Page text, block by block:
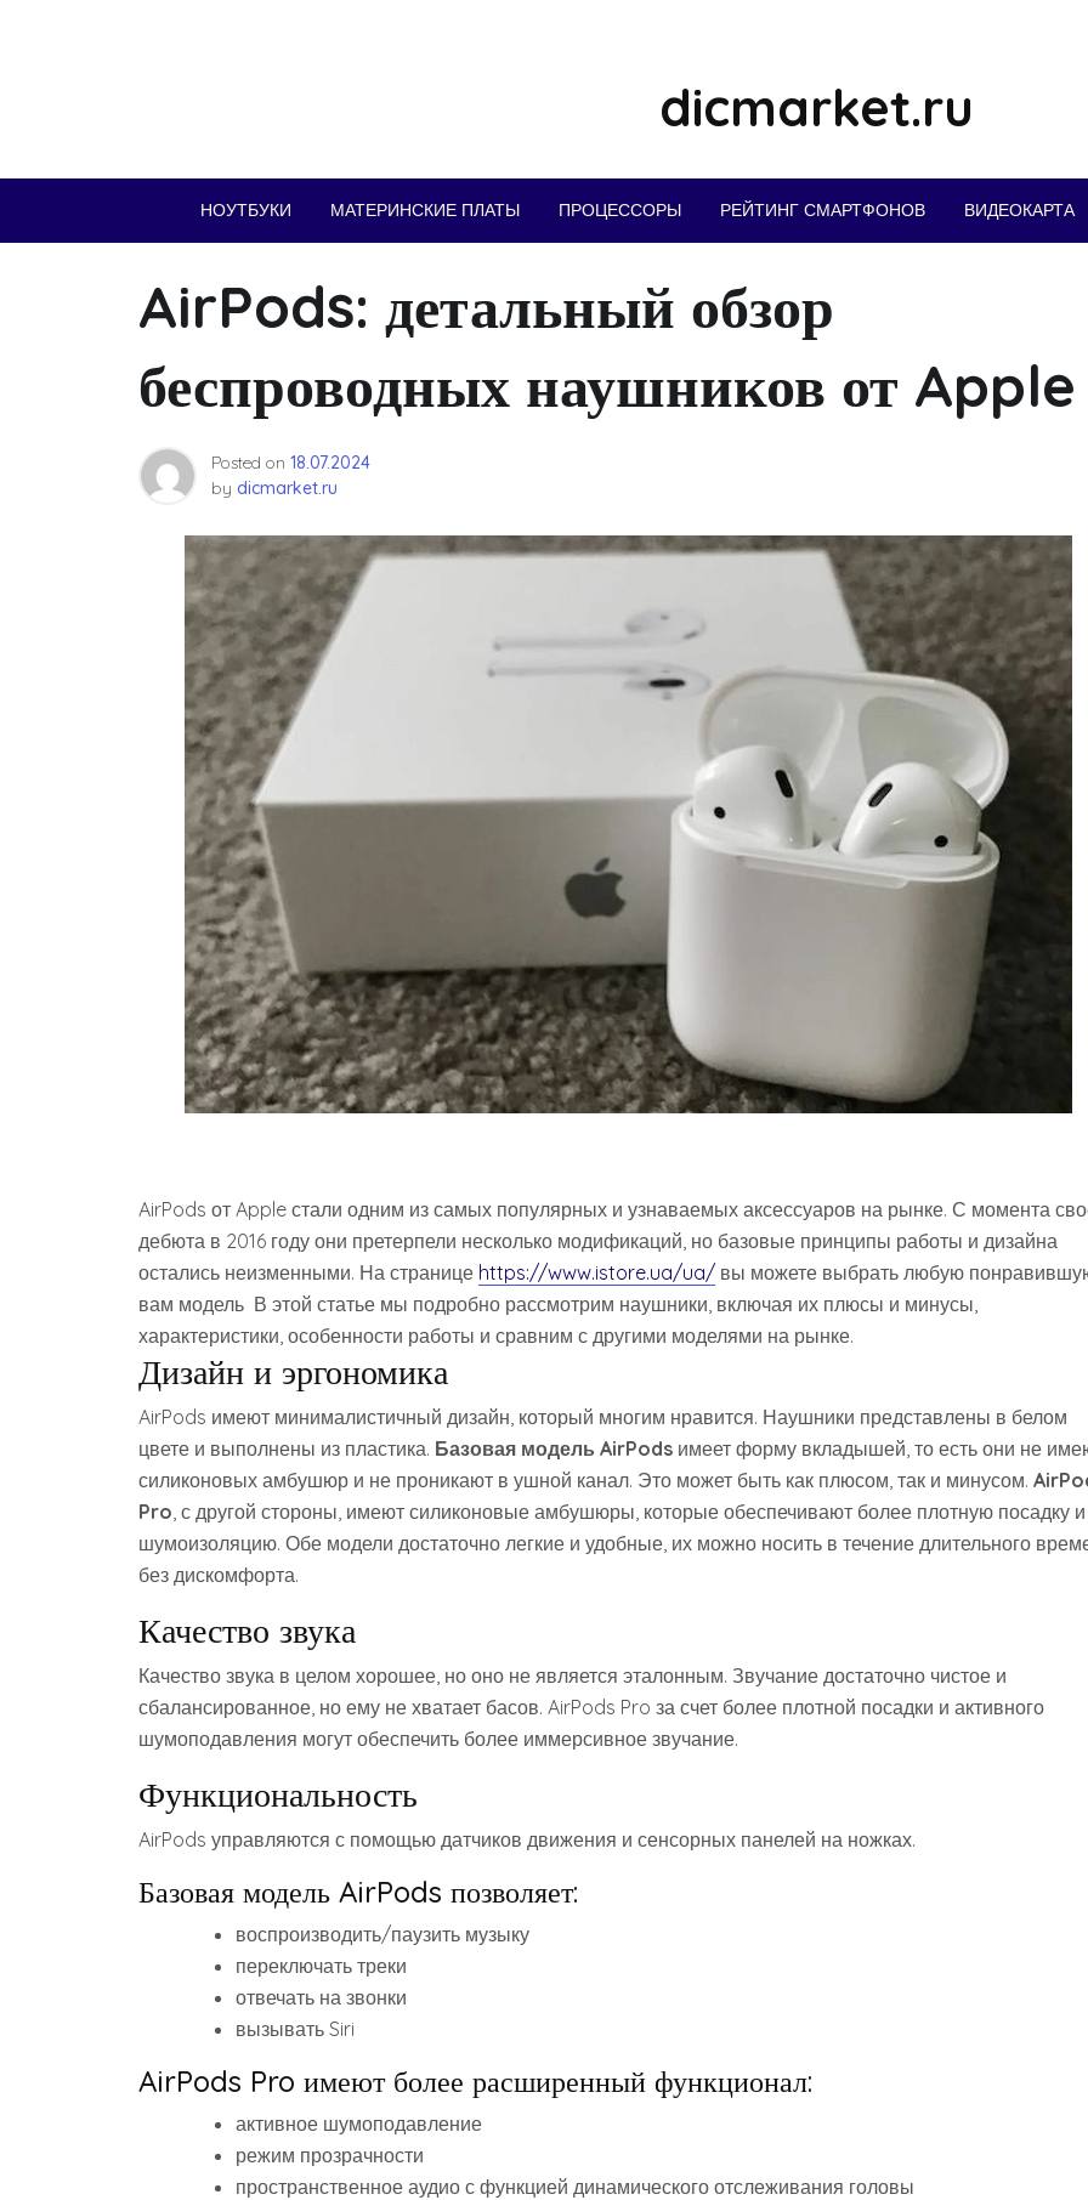
dicmarket.ru
НОУТБУКИ МАТЕРИНСКИЕ ПЛАТЫ ПРОЦЕССОРЫ РЕЙТИНГ СМАРТФОНОВ ВИДЕОКАРТА
AirPods: детальный обзор
беспроводных наушников от Apple
Posted on 18.07.2024
by dicmarket.ru
AirPods от Apple стали одним из самых популярных и узнаваемых аксессуаров на рынке. С момента
дебюта в 2016 году они претерпели несколько модификаций, но базовые принципы работы и дизайна
остались неизменными. На странице https://www.istore.ua/ua/ вы можете выбрать любую
вам модель В этой статье мы подробно рассмотрим наушники, включая их плюсы и минусы,
характеристики, особенности работы и сравним с другими моделями на рынке.
Дизайн и эргономика
AirPods имеют минималистичный дизайн, который многим нравится. Наушники представлены в белом
цвете и выполнены из пластика. Базовая модель AirPods имеет форму вкладышей, то есть они не
силиконовых амбушюр и не проникают в ушной канал. Это может быть как плюсом, так и минусом.
Pro, с другой стороны, имеют силиконовые амбушюры, которые обеспечивают более плотную посадку и
шумоизоляцию. Обе модели достаточно легкие и удобные, их можно носить в течение длительного
без дискомфорта.
Качество звука
Качество звука в целом хорошее, но оно не является эталонным. Звучание достаточно чистое и
сбалансированное, но ему не хватает басов. AirPods Pro за счет более плотной посадки и активного
шумоподавления могут обеспечить более иммерсивное звучание.
Функциональность
AirPods управляются с помощью датчиков движения и сенсорных панелей на ножках.
Базовая модель AirPods позволяет:
воспроизводить/паузить музыку
переключать треки
отвечать на звонки
вызывать Siri
AirPods Pro имеют более расширенный функционал:
активное шумоподавление
режим прозрачности
пространственное аудио с функцией динамического отслеживания головы